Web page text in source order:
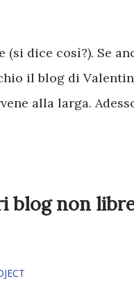
dice così?). Se
il blog di
alla larga.
blog non